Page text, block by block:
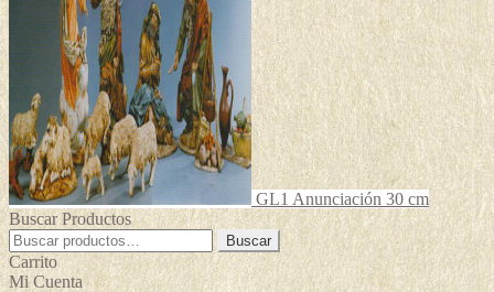
GL1 Anunciación 30 cm
Buscar Productos
Buscar
por:
Buscar
Carrito
Mi Cuenta